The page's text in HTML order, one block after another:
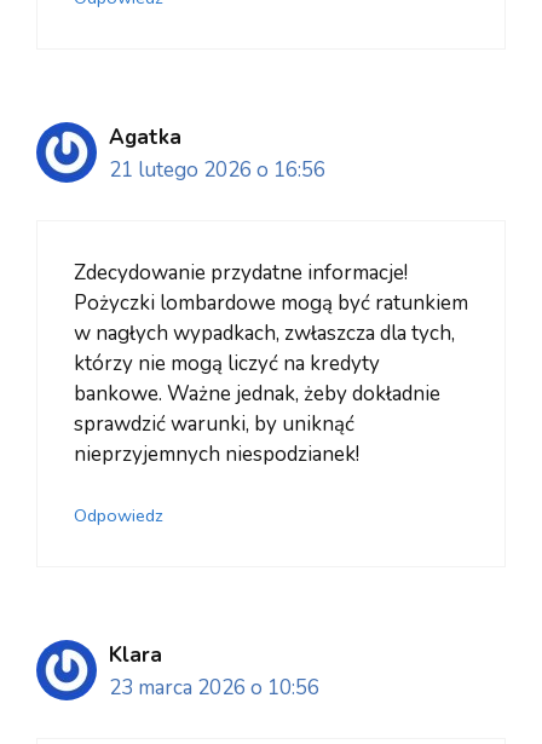
Agatka
21 lutego 2026 o 16:56
Zdecydowanie przydatne informacje!
Pożyczki lombardowe mogą być ratunkiem
w nagłych wypadkach, zwłaszcza dla tych,
którzy nie mogą liczyć na kredyty
bankowe. Ważne jednak, żeby dokładnie
sprawdzić warunki, by uniknąć
nieprzyjemnych niespodzianek!
Odpowiedz
Klara
23 marca 2026 o 10:56